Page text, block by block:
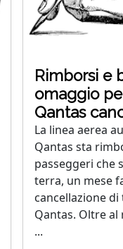
Rimborsi e
omaggio
Qantas
La linea aerea
Qantas sta
passeggeri che
terra, un mese
cancellazione
Qantas. Oltre
...